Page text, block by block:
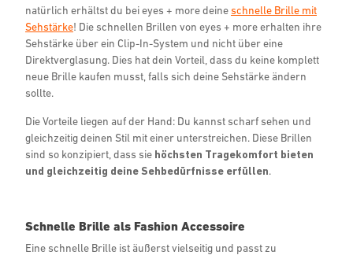
natürlich erhältst du bei eyes + more deineschnelle Brille mit
Sehstärke! Die schnellen Brillen von eyes + more erhalten ihre
Sehstärke über ein Clip-In-System und nicht über eine
Direktverglasung. Dies hat dein Vorteil, dass du keine komplett
neue Brille kaufen musst, falls sich deine Sehstärke ändern
sollte.
Die Vorteile liegen auf der Hand: Du kannst scharf sehen und
gleichzeitig deinen Stil mit einer unterstreichen. Diese Brillen
sind so konzipiert, dass sie höchsten Tragekomfort bieten
und gleichzeitig deine Sehbedürfnisse erfüllen.
Schnelle Brille als Fashion Accessoire
Eine schnelle Brille ist äußerst vielseitig und passt zu